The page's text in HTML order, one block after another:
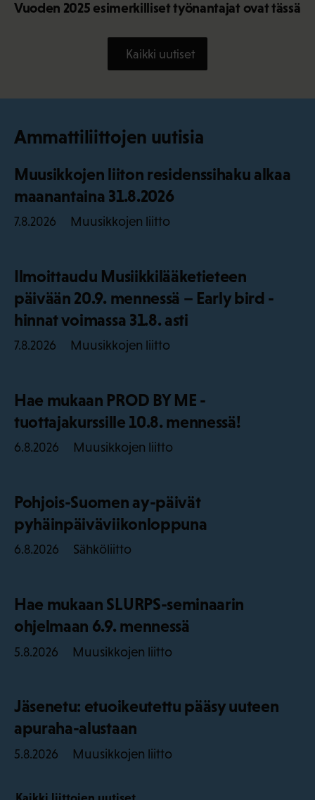
Vuoden 2025 esimerkilliset työnantajat ovat tässä
Kaikki uutiset
Ammattiliittojen uutisia
Muusikkojen liiton residenssihaku alkaa
maanantaina 31.8.2026
7.8.2026 Muusikkojen liitto
Ilmoittaudu Musiikkilääketieteen
päivään 20.9. mennessä – Early bird -
hinnat voimassa 31.8. asti
7.8.2026 Muusikkojen liitto
Hae mukaan PROD BY ME -
tuottajakurssille 10.8. mennessä!
6.8.2026 Muusikkojen liitto
Pohjois-Suomen ay-päivät
pyhäinpäiväviikonloppuna
6.8.2026 Sähköliitto
Hae mukaan SLURPS-seminaarin
ohjelmaan 6.9. mennessä
5.8.2026 Muusikkojen liitto
Jäsenetu: etuoikeutettu pääsy uuteen
apuraha-alustaan
5.8.2026 Muusikkojen liitto